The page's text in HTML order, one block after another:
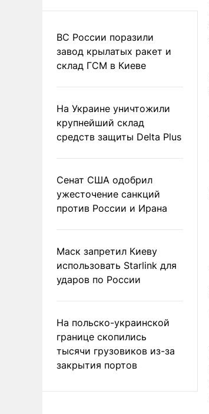
ВС России поразили
завод крылатых ракет и
склад ГСМ в Киеве
На Украине уничтожили
крупнейший склад
средств защиты Delta Plus
Сенат США одобрил
ужесточение санкций
против России и Ирана
Маск запретил Киеву
использовать Starlink для
ударов по России
На польско-украинской
границе скопились
тысячи грузовиков из-за
закрытия портов